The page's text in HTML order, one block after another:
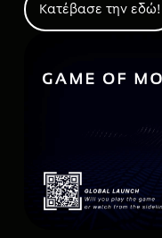
Κατέβασε την εδώ!